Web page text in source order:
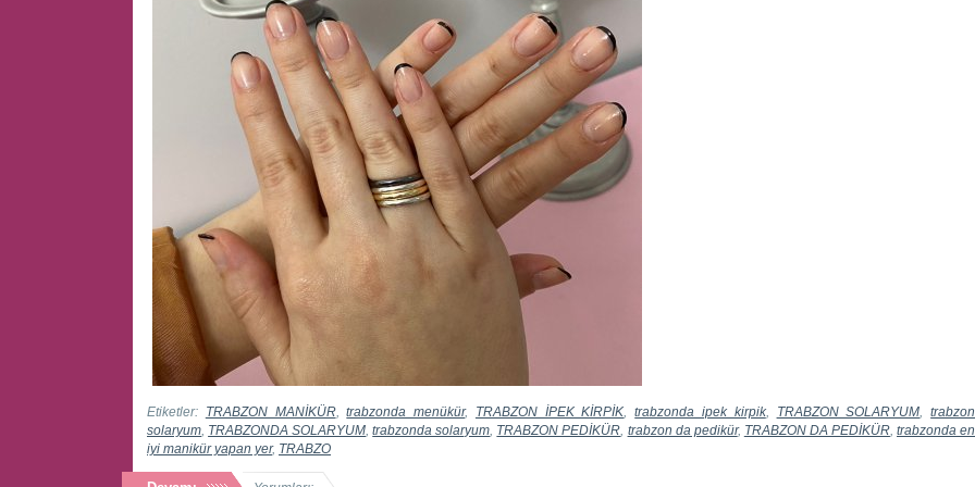
Etiketler: TRABZON MANİKÜR,trabzonda menükür, TRABZON İPEK KİRPİK ,trabzonda ipek kirpik, TRABZON SOLARYUM ,trabzon
solaryum TRABZONDA SOLARYUM ,trabzonda solaryum TRABZON PEDİKÜR trabzon da pedikür, TRABZON DA PEDİKÜR,trabzonda en
iyi manikür yapan yer, TRABZO